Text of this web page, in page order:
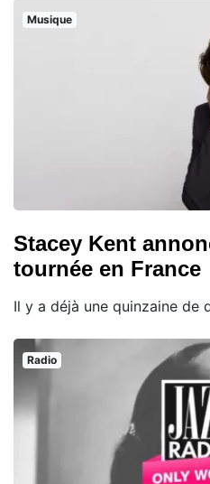
Musique
Stacey Kent
tournée en France
Il y a déjà une quinzaine de
Radio